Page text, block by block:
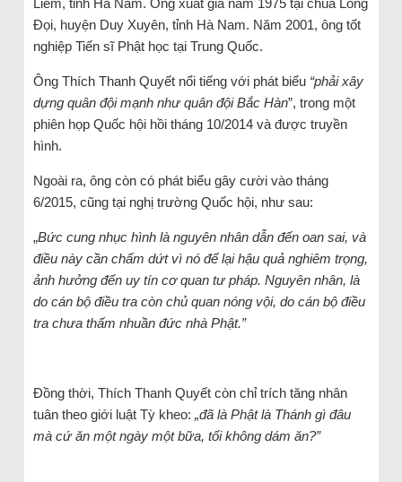
Đọi, huyện Duy Xuyên, tỉnh Hà Nam. Năm 2001, ông tốt
nghiệp Tiến sĩ Phật học tại Trung Quốc.
Ông Thích Thanh Quyết nổi tiếng với phát biểu “phải xây
dựng quân đội mạnh như quân đội Bắc Hàn”, trong một
phiên họp Quốc hội hồi tháng 10/2014 và được truyền
hình.
Ngoài ra, ông còn có phát biểu gây cười vào tháng
6/2015, cũng tại nghị trường Quốc hội, như sau:
„Bức cung nhục hình là nguyên nhân dẫn đến oan sai, và
điều này cần chấm dứt vì nó để lại hậu quả nghiêm trọng,
ảnh hưởng đến uy tín cơ quan tư pháp. Nguyên nhân, là
do cán bộ điều tra còn chủ quan nóng vội, do cán bộ điều
tra chưa thấm nhuần đức nhà Phật.”
Đồng thời, Thích Thanh Quyết còn chỉ trích tăng nhân
tuân theo giới luật Tỳ kheo: „đã là Phật là Thánh gì đâu
mà cứ ăn một ngày một bữa, tối không dám ăn?”